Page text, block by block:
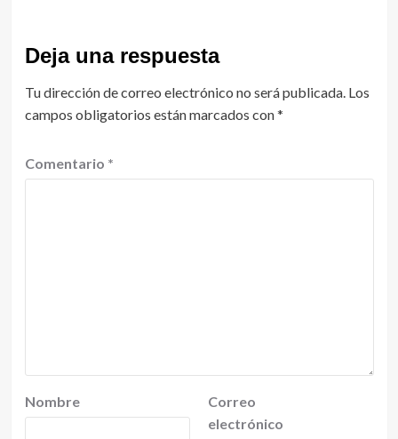
Deja una respuesta
Tu dirección de correo electrónico no será publicada. Los
campos obligatorios están marcados con*
Comentario *
Nombre
Correo
electrónico